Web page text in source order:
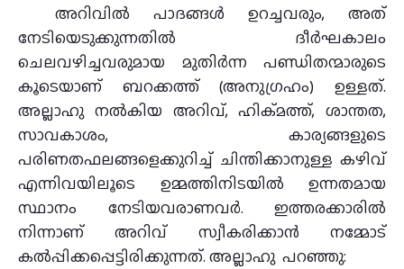
അറിവിൽ പാദങ്ങൾ ഉറച്ചവരും, അത്
നേടിയെടുക്കുന്നതിൽ ദീർഘകാലം
ചെലവഴിച്ചവരുമായ മുതിർന്ന പണ്ഡിതന്മാരുടെ
കൂടെയാണ് ബറക്കത്ത് (അനുഗ്രഹം) ഉള്ളത്.
അല്ലാഹു നൽകിയ അറിവ്, ഹിക്മത്ത്, ശാന്തത,
സാവകാശം, കാര്യങ്ങളുടെ
പരിണതഫലങ്ങളെക്കുറിച്ച് ചിന്തിക്കാനുള്ള കഴിവ്
എന്നിവയിലൂടെ ഉമ്മത്തിനിടയിൽ ഉന്നതമായ
സ്ഥാനം നേടിയവരാണവർ. ഇത്തരക്കാരിൽ
നിന്നാണ് അറിവ് സ്വീകരിക്കാൻ നമ്മോട്
കൽപ്പിക്കപ്പെട്ടിരിക്കുന്നത്. അല്ലാഹു പറഞ്ഞു: